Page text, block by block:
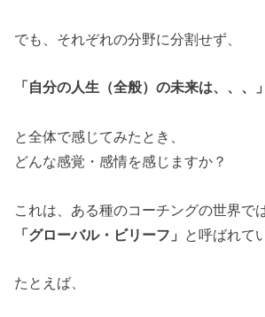
でも、それぞれの分野に分割せず、
「自分の人生（全般）の未来は、、、」
と全体で感じてみたとき、
どんな感覚・感情を感じますか？
これは、ある種のコーチングの世界で
「グローバル・ビリーフ」 と呼ばれて
たとえば、